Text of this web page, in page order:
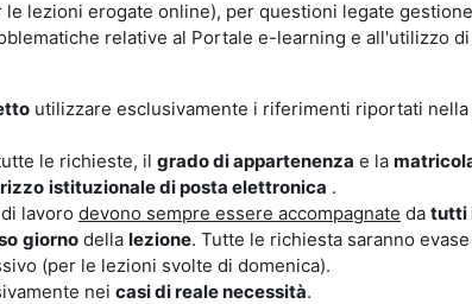
lezioni erogate online), per questioni legate
relative al Portale e-learning e all'utilizzo
utilizzare esclusivamente i riferimenti riportati nella
le richieste, il grado di appartenenza e la
istituzionale di posta elettronica .
lavoro devono sempre essere accompagnate da tutti
giorno della lezione. Tutte le richiesta saranno
(per le lezioni svolte di domenica).
nei casi di reale necessità.